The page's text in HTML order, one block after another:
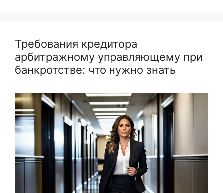
Требования кредитора
арбитражному управляющему при
банкротстве: что нужно знать